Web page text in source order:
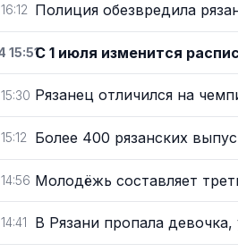
Полиция обезвредила
15:51С 1 июля изменится
Рязанец отличился на
Более 400 рязанских
Молодёжь составляет
В Рязани пропала